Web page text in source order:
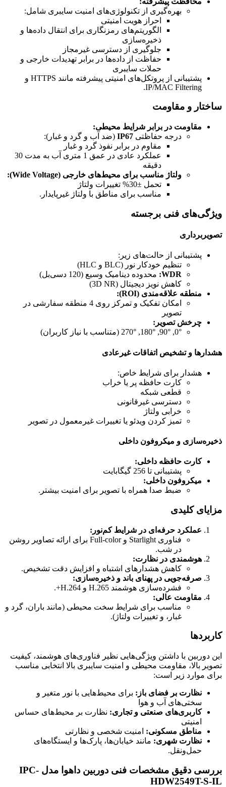
بهره‌گیری از تکنولوژی‌های امنیت سایبری شامل:
احراز هویت امنیتی
الگوریتم‌های رمزنگاری برای انتقال داده‌ها و
ذخیره‌سازی
جلوگیری از دسترسی غیرمجاز
حفاظت از داده‌ها در برابر تهدیدات خارجی و
حملات سایبری
پشتیبانی از پروتکل‌های امنیتی پیشرفته مانند HTTPS و
IP/MAC Filtering.
ساختار و مقاومت
مقاومت در برابر شرایط محیطی:
درجه حفاظتی IP67 (ضد آب و گرد و غبار):
مقاوم در برابر نفوذ گرد و غبار
عملکرد عادی در عمق 1 متری آب به مدت 30
دقیقه
ولتاژ مناسب برای محیط‌های خارجی (Wide Voltage):
تحمل ±30% تغییرات ولتاژ
مناسب برای مناطق با ولتاژ غیرپایدار.
ویژگی‌های فنی برجسته
تصویربرداری
پشتیبانی از حالت‌های زیر:
تنظیم خودکار نور (BLC و HLC)
WDR: محدوده دینامیک وسیع (120 دسی‌بل)
کاهش نویز دیجیتال (3D NR)
منطقه علاقه‌مندی (ROI):
امکان تفکیک و تمرکز روی 4 منطقه سفارشی در
تصویر
چرخش تصویر:
0°, 90°, 180°, 270° (متناسب با نیاز کاربران)
هشدارها و تشخیص اتفاقات غیرعادی
هشدار برای شرایط خاص:
کارت حافظه پر یا خراب
قطعی شبکه
دسترسی غیرقانونی
خرابی ولتاژ
تمیز کردن ویدئو یا تغییرات غیرمعمول در تصویر
ذخیره‌سازی و میکروفون داخلی
کارت حافظه داخلی:
پشتیبانی تا 256 گیگابایت
میکروفون داخلی:
ضبط صدا همراه با تصویر برای امنیت بیشتر.
مزایای کلیدی
عملکرد حرفه‌ای در شرایط کم‌نور:
فناوری Starlight و Full-color برای ارائه تصاویر روشن
در شب.
هوشمندی در نظارت:
کاهش هشدارهای اشتباه و افزایش دقت تشخیص.
صرفه‌جویی در پهنای باند و ذخیره‌سازی:
فشرده‌سازی هوشمند H.265 و H.264+.
مقاومت عالی:
مناسب برای شرایط سخت محیطی (مانند باران، گرد و
غبار، و تغییرات ولتاژ).
کاربردها
این دوربین با داشتن ویژگی‌هایی نظیر فناوری‌های هوشمند، کیفیت
تصویر بالا، مقاومت محیطی و امنیت سایبری بالا انتخابی مناسب
برای موارد زیر است:
نظارت بر فضای باز: برای محیط‌هایی با نور متغیر و
سختی‌های آب و هوا
کاربری‌های صنعتی و تجاری: نظارت بر محیط‌های حساس
امنیتی
مناطق مسکونی: امنیت شخصی و نظارتی
نظارت شهری: مانند خیابان‌ها، پارک‌ها و ایستگاه‌های
حمل‌ونقل.
بررسی دقیق مشخصات فنی دوربین داهوا مدل IPC-
HDW2549T-S-IL